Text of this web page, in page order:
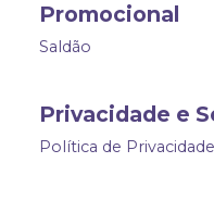
Promocional
Saldão
Privacidade e
Política de